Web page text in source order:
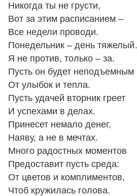
Никогда ты не грусти,
Вот за этим расписанием –
Все недели проводи.
Понедельник – день
Я не против, только – за.
Пусть он будет неподъемным
От улыбок и тепла.
Пусть удачей вторник греет
И успехами в делах.
Принесет немало денег,
Наяву, а не в мечтах.
Много радостных моментов
Предоставит пусть среда:
От цветов и комплиментов,
Чтоб кружилась голова.